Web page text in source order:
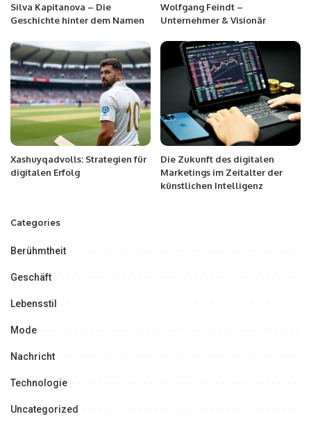
Silva Kapitanova – Die
Geschichte hinter dem Namen
Wolfgang Feindt –
Unternehmer & Visionär
Xashuyqadvolls: Strategien für
digitalen Erfolg
Die Zukunft des digitalen
Marketings im Zeitalter der
künstlichen Intelligenz
Categories
Berühmtheit
Geschäft
Lebensstil
Mode
Nachricht
Technologie
Uncategorized